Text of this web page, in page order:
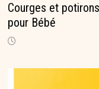
Courges et
pour Bébé